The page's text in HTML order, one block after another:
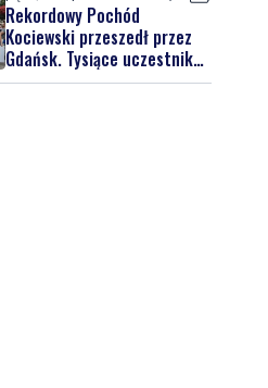
Rekordowy Pochód
Kociewski przeszedł przez
Gdańsk. Tysiące uczestników
na jubileuszowej edycji